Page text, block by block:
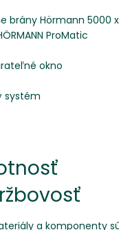
brány Hörmann 5000
ProMatic
okno
systém
a komponenty